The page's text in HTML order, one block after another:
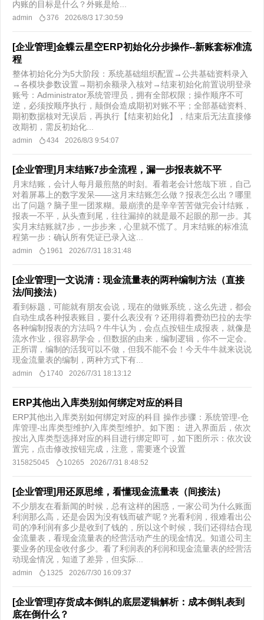
内账的目标是什么？外账是给...
admin 376 2026/8/3 17:30:59
[企业管理]金蝶云星空ERP初始化分步操作--新账套标准流
程
整体初始化分为5大阶段：系统基础组织配置→公共基础资料录入
→各模块参数设置→期初余额录入核对→结束初始化前置说明登录
账号：Administrator系统管理员，拥有全部权限；操作顺序不可
逆，必须按顺序执行，颠倒会造成期初对账不平；全部基础资料、
期初数据核对无误后，再执行【结束初始化】，结束后无法直接修
改期初，需反初始化...
admin 434 2026/8/3 9:54:07
[企业管理]月末结账7步全流程，漏一步报表就不平
月末结账，会计人每月最煎熬的时刻。看着老会计悠哉下班，自己
对着屏幕上的数字发呆——这月末结账怎么做？报表怎么出？哪里
出了问题？脑子里一团浆糊。最崩溃的是辛辛苦苦做完会计结账，
报表一不平，从头查到尾，往往漏掉的就是最不起眼的那一步。其
实月末结账就7步，一步步来，心里就不慌了。月末结账的标准流
程第一步：确认所有凭证已录入这...
admin 1961 2026/7/31 18:31:48
[企业管理]一文说清：现金流量表的两种编制方法（直接
法/间接法）
看到标题，可能就有朋友会说，现在的做账系统，这么先进，都会
自动生成各种报表账目，要什么表没有？还用得着费劲巴拉的去学
各种编制报表的方法吗？牛牛认为，会点点按钮生成报表，就像是
流水作业，很容易学会，但数据的由来，编制逻辑，你不一定会。
正所谓，编制的活我可以不做，但我不能不会！今天牛牛就来说说
现金流量表的编制，两种方式下有...
admin 1740 2026/7/31 18:13:12
ERP其他出入库类别如何绑定对应的科目
ERP其他出入库类别如何绑定对应的科目 操作步骤：系统管理-仓
库管理-出库类型维护/入库类型维护。如下图： 进入界面后，依次
按出入库类型选择对应的科目进行绑定即可，如下图所示：依次设
置完，点击修改按钮完成，注意，需要逐个设置
315825045 10265 2026/7/31 8:48:52
[企业管理]用还原思维，看懂现金流量表（间接法）
不少朋友在看新闻的时候，总有这样的困惑，一家公司为什么账面
利润那么高，还是会因为没有钱而破产呢？光看利润，很难看出公
司的净利润有多少是收到了钱的，所以这个时候，我们还得结合现
金流量表，看现金流量表的经营活动产生的现金情况。知道公司主
要业务的现金收付多少。看了利润表的利润和现金流量表的经营活
动现金情况，知道了差异，但实际...
admin 1325 2026/7/30 16:09:37
[企业管理]存货成本倒轧的底层逻辑解析：成本倒轧表到
底在倒什么？